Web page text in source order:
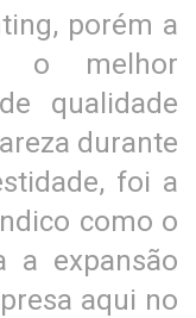
porém a
o melhor
qualidade
durante
foi a
como o
a expansão
aqui no